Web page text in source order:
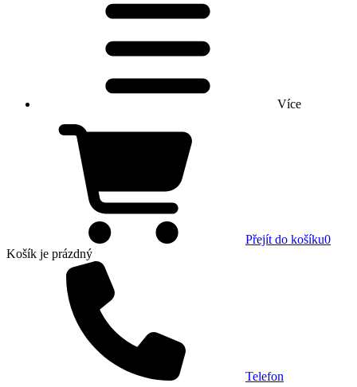
Více
Přejít do košíku0
Košík je prázdný
Telefon